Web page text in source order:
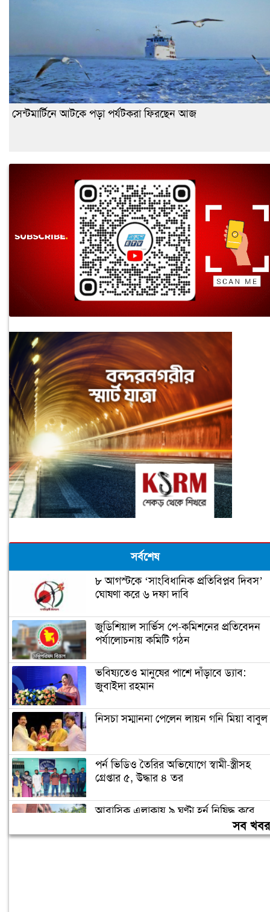
সেন্টমার্টিনে আটকে পড়া পর্যটকরা ফিরছেন আজ
সর্বশেষ
৮ আগস্টকে ‘সাংবিধানিক প্রতিবিপ্লব দিবস’
ঘোষণা করে ৬ দফা দাবি
জুডিশিয়াল সার্ভিস পে-কমিশনের প্রতিবেদন
পর্যালোচনায় কমিটি গঠন
ভবিষ্যতেও মানুষের পাশে দাঁড়াবে ড্যাব:
জুবাইদা রহমান
নিসচা সম্মাননা পেলেন লায়ন গনি মিয়া বাবুল
পর্ন ভিডিও তৈরির অভিযোগে স্বামী-স্ত্রীসহ
গ্রেপ্তার ৫, উদ্ধার ৪ তর
আবাসিক এলাকায় ৯ ঘণ্টা হর্ন নিষিদ্ধ করে
সব